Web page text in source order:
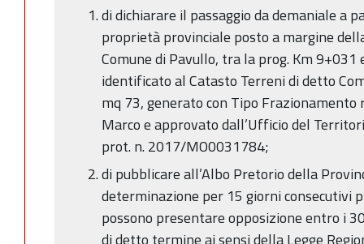
di dichiarare il passaggio da demaniale a
proprietà provinciale posto a margine
Comune di Pavullo, tra la prog. Km
identificato al Catasto Terreni di detto
mq 73, generato con Tipo Frazionamento
Marco e approvato dall’Ufficio del
prot. n. 2017/MO0031784;
di pubblicare all’Albo Pretorio della
determinazione per 15 giorni consecutivi
possono presentare opposizione entro i